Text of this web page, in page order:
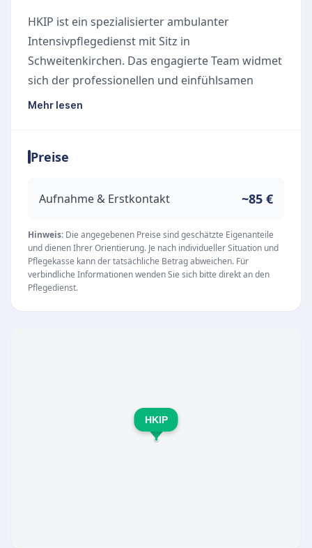
HKIP ist ein spezialisierter ambulanter
Intensivpflegedienst mit Sitz in
Schweitenkirchen. Das engagierte Team widmet
sich der professionellen und einfühlsamen
Betreuung von Patientinnen und Patienten und
umfasst unter anderem die Landkreise
und Regensburg. Dabei legt der Pflegedienst
Atmosphäre, in der Menschlichkeit und höchste
Pflegequalität Hand in Hand gehen.
Unsere Leistungen
Ambulante Intensivpflege auf höchstem
medizinischem Niveau
für Patientinnen und Patienten
Die hervorragend ausgebildeten Pflegekräfte
Mehr lesen
Preise
Aufnahme & Erstkontakt ~85 €
Hinweis: Die angegebenen Preise sind geschätzte Eigenanteile
und dienen Ihrer Orientierung. Je nach individueller Situation und
Pflegekasse kann der tatsächliche Betrag abweichen. Für
verbindliche Informationen wenden Sie sich bitte direkt an den
Pflegedienst.
HKIP